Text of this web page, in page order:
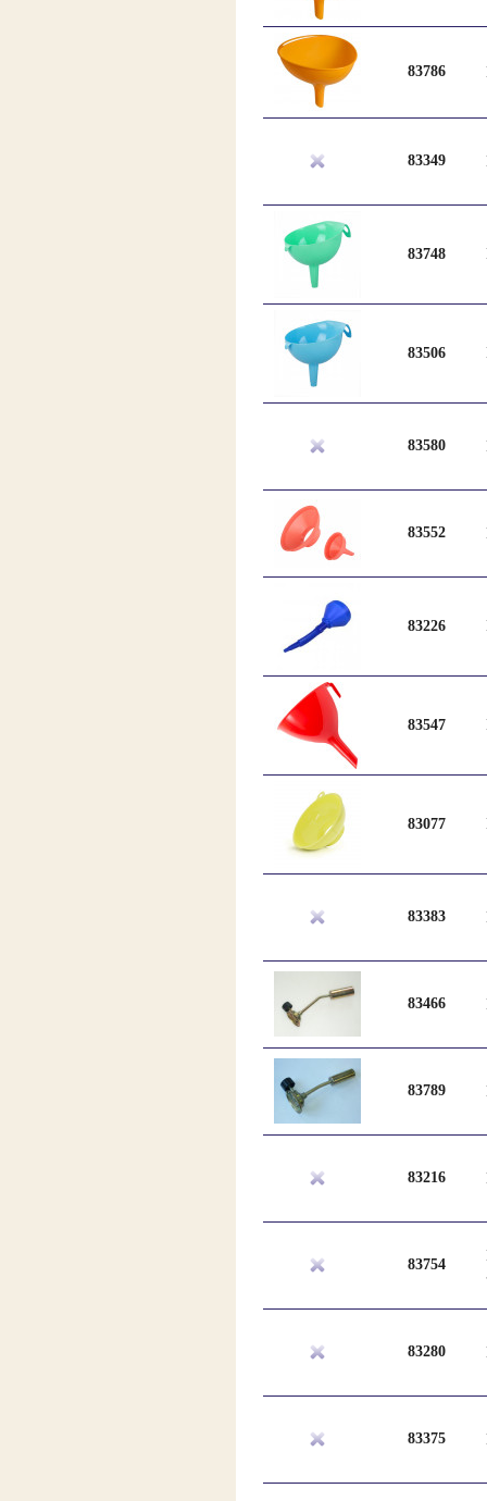
83786
83349
83748
83506
83580
83552
83226
83547
83077
83383
83466
83789
83216
83754
83280
83375